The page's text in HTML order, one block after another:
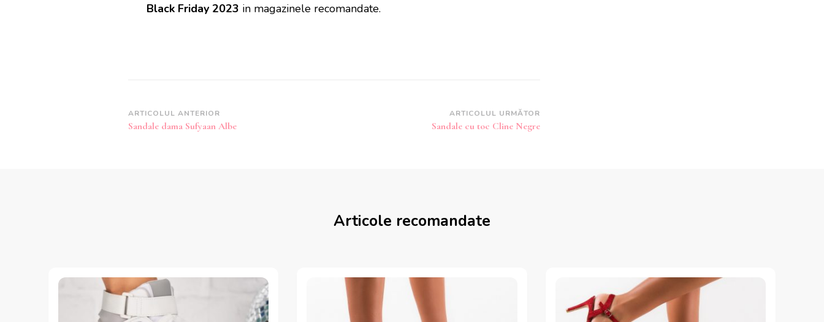
Black Friday 2023 in magazinele recomandate.
Navigare
în
ARTICOLUL ANTERIOR
Sandale dama Sufyaan Albe
ARTICOLUL URMĂTOR
Sandale cu toc Cline Negre
Articole recomandate